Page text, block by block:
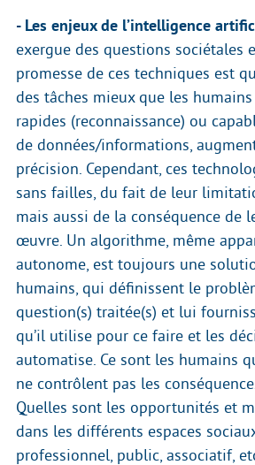
- Les enjeux de l’intelligence
exergue des questions sociétales
promesse de ces techniques est
des tâches mieux que les
rapides (reconnaissance) ou
de données/informations,
précision. Cependant, ces
sans failles, du fait de leur
mais aussi de la conséquence de
œuvre. Un algorithme, même
autonome, est toujours une
humains, qui définissent le
question(s) traitée(s) et lui
qu’il utilise pour ce faire et les
automatise. Ce sont les humains
ne contrôlent pas les
Quelles sont les opportunités et
dans les différents espaces
professionnel, public, associatif,